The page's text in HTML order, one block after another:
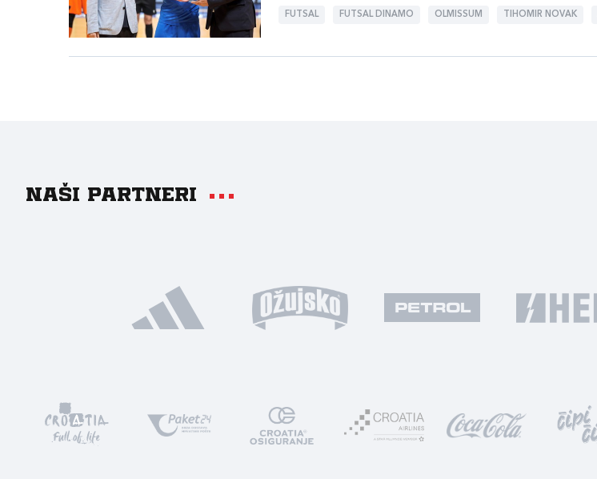
FUTSAL FUTSAL DINAMO OLMISSUM TIHOMIR NOVAK
Naši partneri